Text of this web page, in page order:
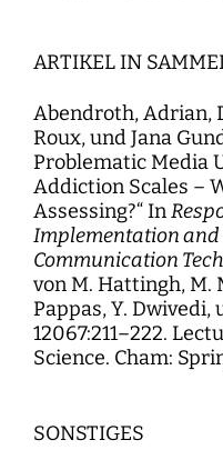
ARTIKEL IN
Abendroth, Adrian,
Roux, und Jana
Problematic Media
Addiction Scales –
Assessing?“ In
Implementation
Communication
von M. Hattingh, M.
Pappas, Y.
12067:211–222.
Science. Cham:
SONSTIGES